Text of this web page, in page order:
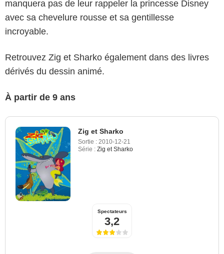
manquera pas de leur rappeler la princesse Disney
avec sa chevelure rousse et sa gentillesse
incroyable.
Retrouvez Zig et Sharko également dans des livres
dérivés du dessin animé.
À partir de 9 ans
Zig et Sharko
Sortie : 2010-12-21
Série : Zig et Sharko
Spectateurs
3,2